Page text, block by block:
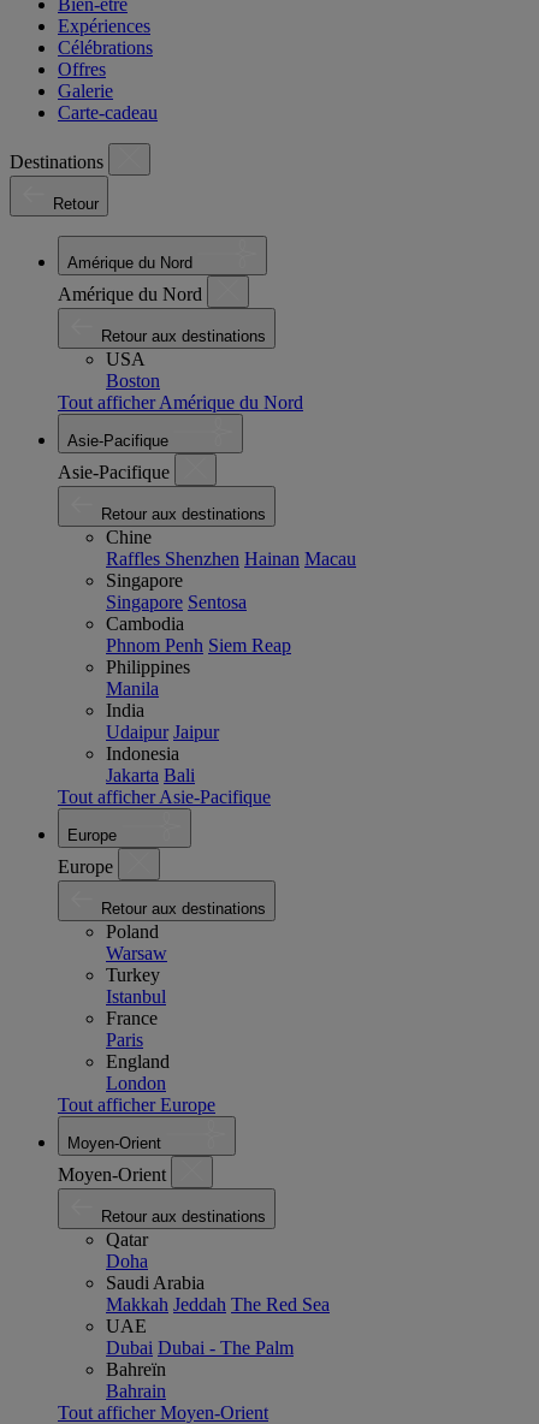
Bien-être
Expériences
Célébrations
Offres
Galerie
Carte-cadeau
Destinations
Retour
Amérique du Nord
Amérique du Nord
Retour aux destinations
USA
Boston
Tout afficher Amérique du Nord
Asie-Pacifique
Asie-Pacifique
Retour aux destinations
Chine
Raffles Shenzhen Hainan Macau
Singapore
Singapore Sentosa
Cambodia
Phnom Penh Siem Reap
Philippines
Manila
India
Udaipur Jaipur
Indonesia
Jakarta Bali
Tout afficher Asie-Pacifique
Europe
Europe
Retour aux destinations
Poland
Warsaw
Turkey
Istanbul
France
Paris
England
London
Tout afficher Europe
Moyen-Orient
Moyen-Orient
Retour aux destinations
Qatar
Doha
Saudi Arabia
Makkah Jeddah The Red Sea
UAE
Dubai Dubai - The Palm
Bahreïn
Bahrain
Tout afficher Moyen-Orient